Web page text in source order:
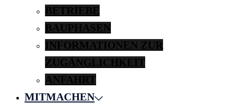
BETRIEBE
BAUPHASEN
INFORMATIONEN ZUR
ZUGÄNGLICHKEIT
ANFAHRT
MITMACHEN